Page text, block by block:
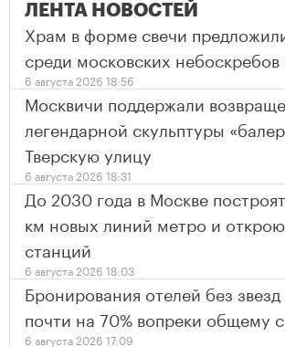
ЛЕНТА НОВОСТЕЙ
Храм в форме свечи
среди московских небоскребов
6 августа 2026 18:56
Москвичи поддержали
легендарной скульптуры
Тверскую улицу
6 августа 2026 18:31
До 2030 года в Москве
км новых линий метро и
станций
6 августа 2026 18:03
Бронирования отелей без
почти на 70% вопреки общему
6 августа 2026 17:09